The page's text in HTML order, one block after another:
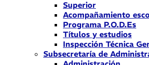
Superior
Acompañamiento
Programa P.O.D.Es
Títulos y estudios
Inspección Técnica
Subsecretaría de